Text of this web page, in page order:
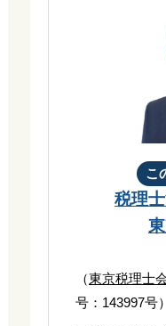
こ
税理
（東京税理士
号：143997号）